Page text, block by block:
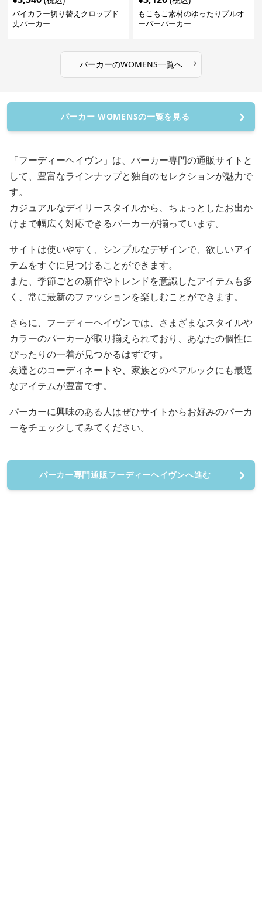
バイカラー切り替えクロップド
丈パーカー
もこもこ素材のゆったりプルオ
ーバーパーカー
パーカーのWOMENS一覧へ ›
パーカー WOMENSの一覧を見る
「フーディーヘイヴン」は、パーカー専門の通販サイトと
して、豊富なラインナップと独自のセレクションが魅力で
す。
カジュアルなデイリースタイルから、ちょっとしたお出か
けまで幅広く対応できるパーカーが揃っています。
サイトは使いやすく、シンプルなデザインで、欲しいアイ
テムをすぐに見つけることができます。
また、季節ごとの新作やトレンドを意識したアイテムも多
く、常に最新のファッションを楽しむことができます。
さらに、フーディーヘイヴンでは、さまざまなスタイルや
カラーのパーカーが取り揃えられており、あなたの個性に
ぴったりの一着が見つかるはずです。
友達とのコーディネートや、家族とのペアルックにも最適
なアイテムが豊富です。
パーカーに興味のある人はぜひサイトからお好みのパーカ
ーをチェックしてみてください。
パーカー専門通販フーディーヘイヴンへ進む